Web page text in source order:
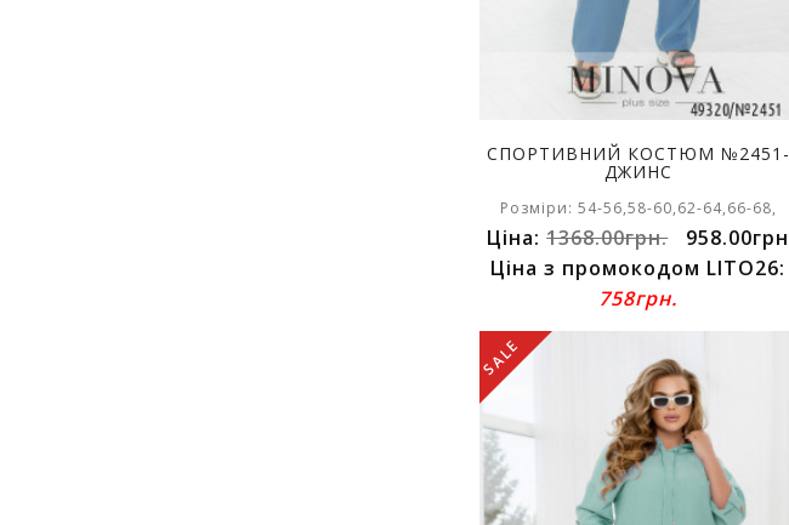
СПОРТИВНИЙ КОСТЮМ №2451-
ДЖИНС
Розміри: 54-56,58-60,62-64,66-68,
Ціна:1368.00грн.
958.00грн
Ціна з промокодом LITO26:
758грн.
SALE